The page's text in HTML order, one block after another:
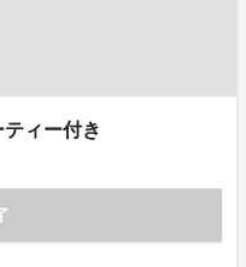
ィー付き